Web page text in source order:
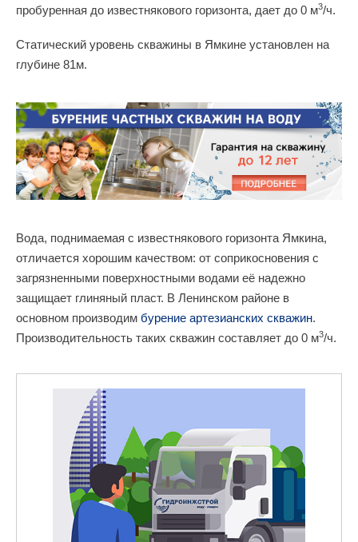
пробуренная до известнякового горизонта, дает до 0 м3/ч.
Статический уровень скважины в Ямкине установлен на
глубине 81м.
Вода, поднимаемая с известнякового горизонта Ямкина,
отличается хорошим качеством: от соприкосновения с
загрязненными поверхностными водами её надежно
защищает глиняный пласт. В Ленинском районе в
основном производим бурение артезианских скважин.
Производительность таких скважин составляет до 0 м3/ч.